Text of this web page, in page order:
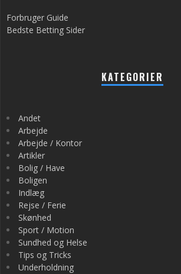
Forbruger Guide
Bedste Betting Sider
KATEGORIER
Andet
Arbejde
Arbejde / Kontor
Artikler
Bolig / Have
Boligen
Indlæg
Rejse / Ferie
Skønhed
Sport / Motion
Sundhed og Helse
Tips og Tricks
Underholdning